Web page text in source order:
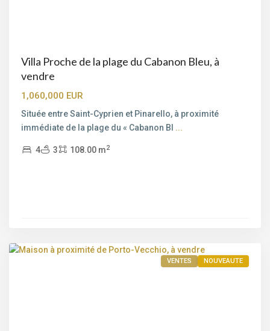
Villa Proche de la plage du Cabanon Bleu, à
vendre
1,060,000 EUR
Située entre Saint-Cyprien et Pinarello, à proximité
immédiate de la plage du « Cabanon Bl ...
4 3 108.00 m2
VENTES NOUVEAUTE